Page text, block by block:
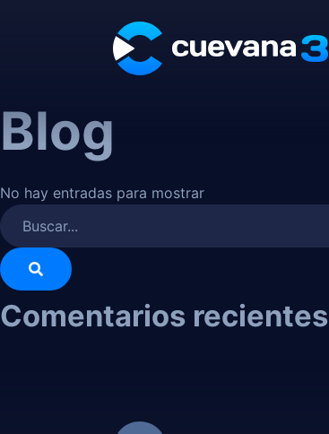
Blog
No hay entradas para mostrar
Comentarios recientes